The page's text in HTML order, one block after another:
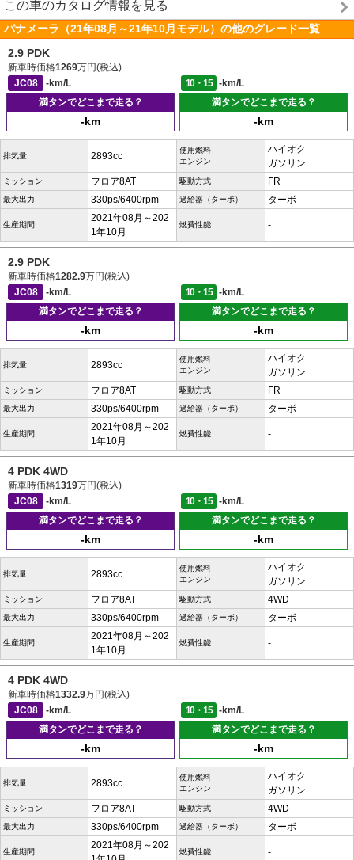
この車のカタログ情報を見る
パナメーラ（21年08月～21年10月モデル）の他のグレード一覧
2.9 PDK
新車時価格1269万円(税込)
JC08
-km/L 10・15
-km/L
満タンでどこまで走る？
-km
満タンでどこまで走る？
-km
排気量 2893cc
使用燃料
エンジン
ハイオク
ガソリン
ミッション フロア8AT 駆動方式 FR
最大出力 330ps/6400rpm 過給器（ターボ） ターボ
生産期間
2021年08月～202
1年10月
燃費性能 -
2.9 PDK
新車時価格1282.9万円(税込)
JC08
-km/L 10・15
-km/L
満タンでどこまで走る？
-km
満タンでどこまで走る？
-km
排気量 2893cc
使用燃料
エンジン
ハイオク
ガソリン
ミッション フロア8AT 駆動方式 FR
最大出力 330ps/6400rpm 過給器（ターボ） ターボ
生産期間
2021年08月～202
1年10月
燃費性能 -
4 PDK 4WD
新車時価格1319万円(税込)
JC08
-km/L 10・15
-km/L
満タンでどこまで走る？
-km
満タンでどこまで走る？
-km
排気量 2893cc
使用燃料
エンジン
ハイオク
ガソリン
ミッション フロア8AT 駆動方式 4WD
最大出力 330ps/6400rpm 過給器（ターボ） ターボ
生産期間
2021年08月～202
1年10月
燃費性能 -
4 PDK 4WD
新車時価格1332.9万円(税込)
JC08
-km/L 10・15
-km/L
満タンでどこまで走る？
-km
満タンでどこまで走る？
-km
排気量 2893cc
使用燃料
エンジン
ハイオク
ガソリン
ミッション フロア8AT 駆動方式 4WD
最大出力 330ps/6400rpm 過給器（ターボ） ターボ
生産期間
2021年08月～202
燃費性能 -